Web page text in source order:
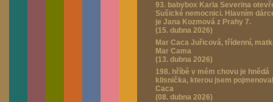
93. babybox Karla Severina
Sušické nemocnici. Hlavním
je Jana Kozmová z Prahy 7.
(15. dubna 2026)
Mar Caca Juřicová, třídenní,
Mar Cama
(13. dubna 2026)
198. hříbě v mém chovu je hnědá
klisnička, kterou jsem
Caca
(08. dubna 2026)